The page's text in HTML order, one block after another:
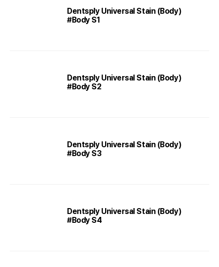
Dentsply Universal Stain (Body)
#Body S1
Dentsply Universal Stain (Body)
#Body S2
Dentsply Universal Stain (Body)
#Body S3
Dentsply Universal Stain (Body)
#Body S4